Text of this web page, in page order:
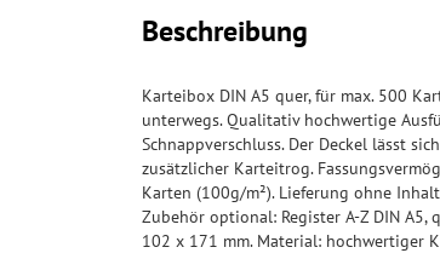
Beschreibung
Karteibox DIN A5 quer, für max. 500
unterwegs. Qualitativ hochwertige
Schnappverschluss. Der Deckel lässt
zusätzlicher Karteitrog.
Karten (100g/m²). Lieferung ohne
Zubehör optional: Register A-Z DIN A5,
102 x 171 mm. Material: hochwertiger